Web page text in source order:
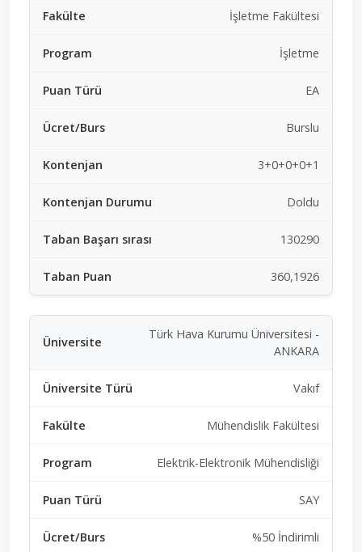
İşletme Fakültesi
İşletme
EA
Burslu
3+0+0+0+1
Doldu
130290
360,1926
Türk Hava Kurumu Üniversitesi -
ANKARA
Vakıf
Mühendislik Fakültesi
Elektrik-Elektronik Mühendisliği
SAY
%50 İndirimli